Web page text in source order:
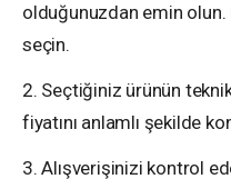
olduğunuzdan emin
seçin.
2. Seçtiğiniz ürünün
fiyatını anlamlı şekilde
3. Alışverişinizi kontrol